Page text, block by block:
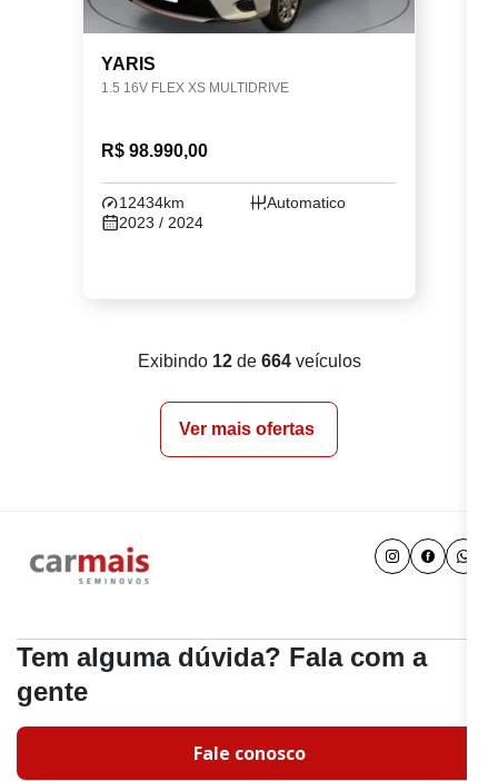
YARIS
1.5 16V FLEX XS MULTIDRIVE
R$ 98.990,00
12434km
Automatico
2023 / 2024
Exibindo 12de 664veículos
Ver mais ofertas
Tem alguma dúvida? Fala com a
gente
Fale conosco